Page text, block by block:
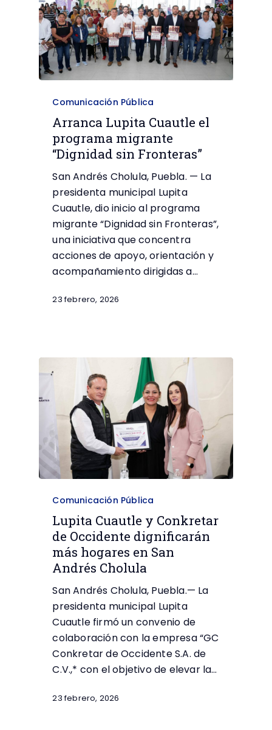
Comunicación Pública
Arranca Lupita Cuautle el
programa migrante
“Dignidad sin Fronteras”
San Andrés Cholula, Puebla. — La
presidenta municipal Lupita
Cuautle, dio inicio al programa
migrante “Dignidad sin Fronteras”,
una iniciativa que concentra
acciones de apoyo, orientación y
acompañamiento dirigidas a…
23 febrero, 2026
Comunicación Pública
Lupita Cuautle y Conkretar
de Occidente dignificarán
más hogares en San
Andrés Cholula
San Andrés Cholula, Puebla.— La
presidenta municipal Lupita
Cuautle firmó un convenio de
colaboración con la empresa “GC
Conkretar de Occidente S.A. de
C.V.,* con el objetivo de elevar la…
23 febrero, 2026